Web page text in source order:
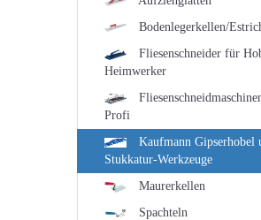
Bodenlegerkellen/
Fliesenschneider für
Heimwerker
Profi
Kaufmann Gipserhobel
Stukkatur-Werkzeuge
Maurerkellen
Spachteln